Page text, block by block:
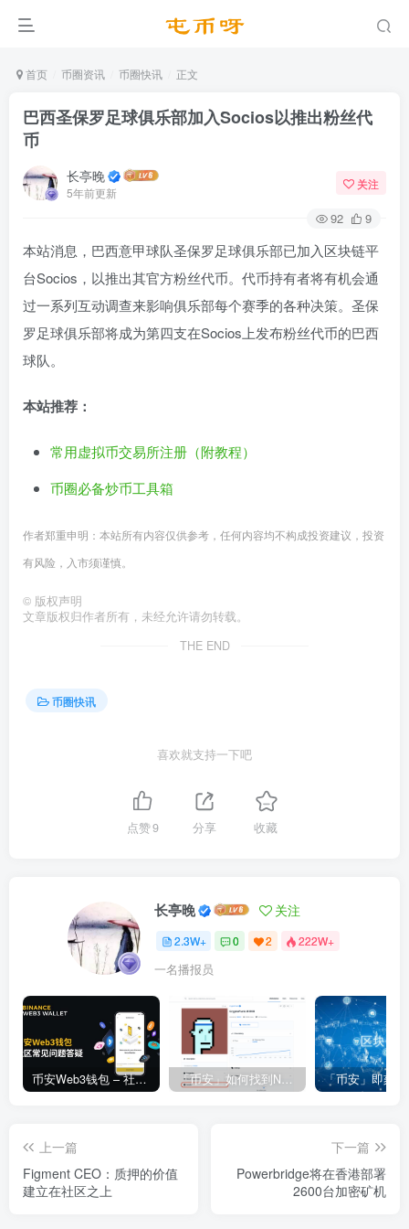
首页 币圈资讯 币圈快讯 正文
巴西圣保罗足球俱乐部加入Socios以推出粉丝代
币
长亭晚
5年前更新
关注
92 9
本站消息，巴西意甲球队圣保罗足球俱乐部已加入区块链平
台Socios，以推出其官方粉丝代币。代币持有者将有机会通
过一系列互动调查来影响俱乐部每个赛季的各种决策。圣保
罗足球俱乐部将成为第四支在Socios上发布粉丝代币的巴西
球队。
本站推荐：
常用虚拟币交易所注册（附教程）
币圈必备炒币工具箱
作者郑重申明：本站所有内容仅供参考，任何内容均不构成投资建议，投资
有风险，入市须谨慎。
© 版权声明
文章版权归作者所有，未经允许请勿转载。
THE END
币圈快讯
喜欢就支持一下吧
点赞9 分享 收藏
长亭晚 关注
2.3W+ 0 2 222W+
一名播报员
币安Web3钱包 – 社区常见问题答疑 「币安」如何找到NFT合约地址？
上一篇
Figment CEO：质押的价值
建立在社区之上
下一篇
Powerbridge将在香港部署
2600台加密矿机